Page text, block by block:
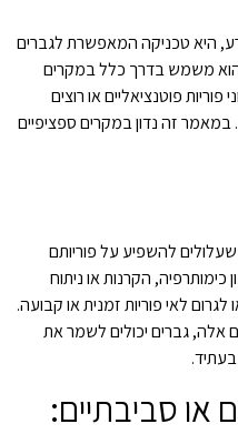
היא טכניקה המאפשרת לגברים
משמש בדרך כלל במקרים
פוטנציאליים או רוצים
זה נדון במקרים ספציפיים
שעלולים להשפיע על פוריותם
כימותרפיה, הקרנות או ניתוח
לגרום לאי פוריות זמנית או קבועה.
אלה, גברים יכולים לשמר את